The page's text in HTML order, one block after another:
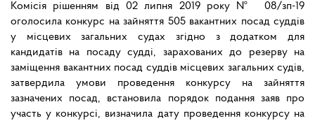
Комісія рішенням від 02 липня 2019 року № 08/зп-19
оголосила конкурс на зайняття 505 вакантних посад суддів
у місцевих загальних судах згідно з додатком для
кандидатів на посаду судді, зарахованих до резерву на
заміщення вакантних посад суддів місцевих загальних судів,
затвердила умови проведення конкурсу на зайняття
зазначених посад, встановила порядок подання заяв про
участь у конкурсі, визначила дату проведення конкурсу на